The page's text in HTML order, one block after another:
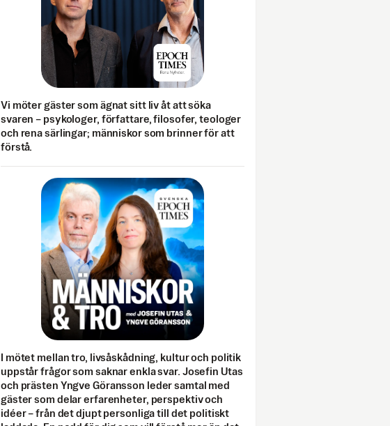
Vi möter gäster som ägnat sitt liv åt att söka
svaren – psykologer, författare, filosofer, teologer
och rena särlingar; människor som brinner för att
förstå.
I mötet mellan tro, livsåskådning, kultur och politik
uppstår frågor som saknar enkla svar. Josefin Utas
och prästen Yngve Göransson leder samtal med
gäster som delar erfarenheter, perspektiv och
idéer – från det djupt personliga till det politiskt